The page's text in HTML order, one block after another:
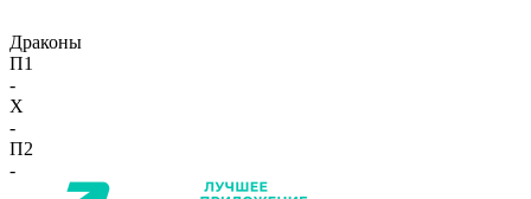
Драконы
П1
-
X
-
П2
-